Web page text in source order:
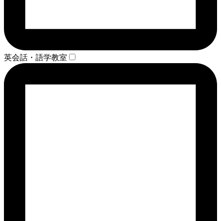
英会話・語学教室